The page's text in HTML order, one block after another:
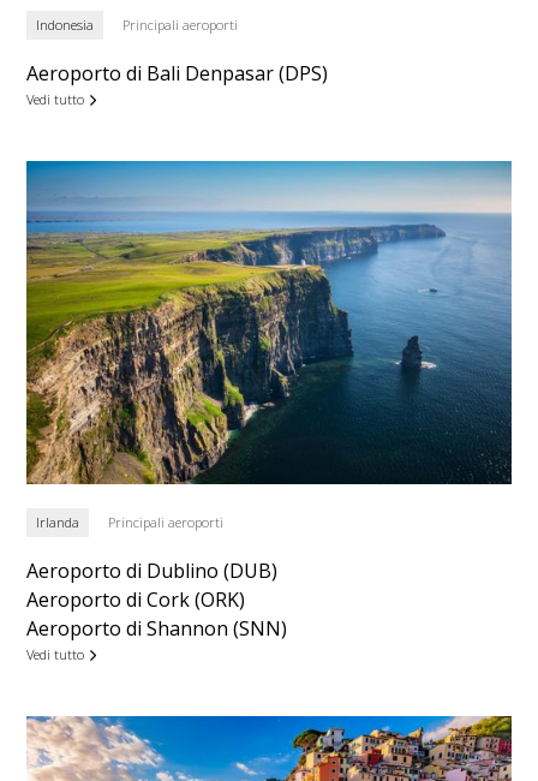
Indonesia Principali aeroporti
Aeroporto di Bali Denpasar (DPS)
Vedi tutto
Irlanda Principali aeroporti
Aeroporto di Dublino (DUB)
Aeroporto di Cork (ORK)
Aeroporto di Shannon (SNN)
Vedi tutto